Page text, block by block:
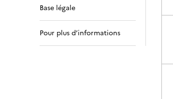
Base légale
Pour plus d’informations